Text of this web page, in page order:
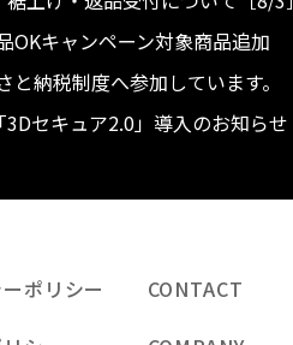
OKキャンペーン対象商品追加
と納税制度へ参加しています。
セキュア2.0」導入のお知らせ
ポリシー
CONTACT